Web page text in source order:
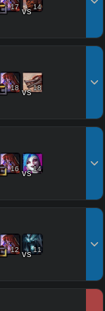
17 vs14
18 vs18
16 vs14
12 vs11